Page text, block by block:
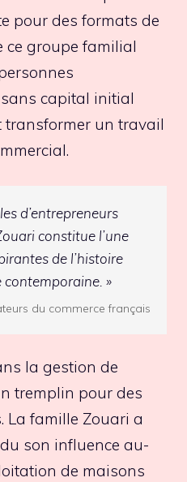
pour des formats de
ce groupe familial
capital initial
transformer un travail
d’entrepreneurs
constitue l’une
de l’histoire
»
du commerce français
la gestion de
tremplin pour des
La famille Zouari a
son influence au-
de maisons